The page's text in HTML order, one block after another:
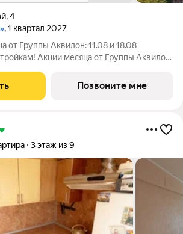
,4
, 1 квартал 2027
от Группы Аквилон: 11.08 и 18.08
Акции месяца от Группы Аквилон:
Арктическая и Семейная ипотеки!
Позвоните мне
3 этаж из 9